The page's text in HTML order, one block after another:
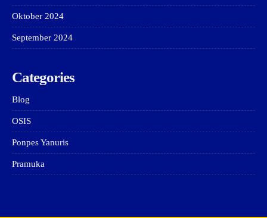
Oktober 2024
September 2024
Categories
Blog
OSIS
Ponpes Yanuris
Pramuka